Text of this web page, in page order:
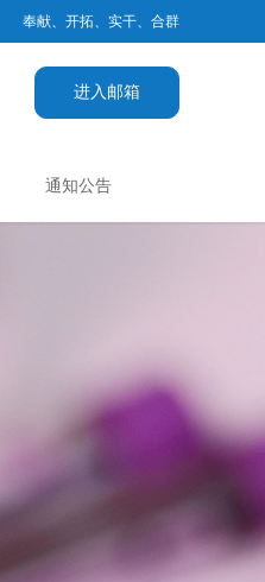
奉献、开拓、实干、合群
进入邮箱
通知公告